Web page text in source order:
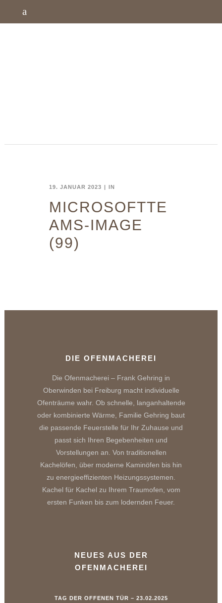
19. JANUAR 2023 IN
MICROSOFTTE
AMS-IMAGE
(99)
DIE OFENMACHEREI
Die Ofenmacherei – Frank Gehring in
Oberwinden bei Freiburg macht individuelle
Ofenträume wahr. Ob schnelle, langanhaltende
oder kombinierte Wärme, Familie Gehring baut
die passende Feuerstelle für Ihr Zuhause und
passt sich Ihren Begebenheiten und
Vorstellungen an. Von traditionellen
Kachelöfen, über moderne Kaminöfen bis hin
zu energieeffizienten Heizungssystemen.
Kachel für Kachel zu Ihrem Traumofen, vom
ersten Funken bis zum lodernden Feuer.
NEUES AUS DER
OFENMACHEREI
TAG DER OFFENEN TÜR – 23.02.2025